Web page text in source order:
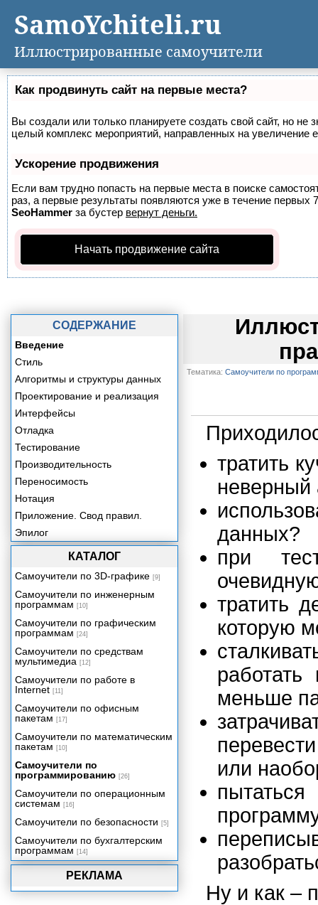
Как продвинуть сайт на первые места?
Вы создали или только планируете создать свой сайт, но не
целый комплекс мероприятий, направленных на увеличение
Ускорение продвижения
Если вам трудно попасть на первые места в поиске
раз, а первые результаты появляются уже в течение первых
SeoHammer за бустер вернут деньги.
Начать продвижение сайта
Тематика: Самоучители по
тратить
неверный
данных?
при
тратить
которую
меньше
или
Ну и как –
РЕКЛАМА
СОДЕРЖАНИЕ
Введение
Стиль
Алгоритмы и структуры данных
Проектирование и реализация
Интерфейсы
Отладка
Тестирование
Производительность
Переносимость
Нотация
Приложение. Свод правил.
Эпилог
КАТАЛОГ
Самоучители по 3D-графике [9]
Самоучители по инженерным
программам [10]
Самоучители по графическим
программам [24]
Самоучители по средствам
мультимедиа [12]
Самоучители по работе в
Internet [11]
Самоучители по офисным
пакетам [17]
Самоучители по математическим
пакетам [10]
Самоучители по
программированию [26]
Самоучители по операционным
системам [16]
Самоучители по безопасности [5]
Самоучители по бухгалтерским
программам [14]
SamoYchiteli.ru
Иллюстрированные самоучители